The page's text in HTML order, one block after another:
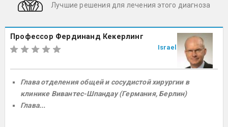
Лучшие решения для лечения этого диагноза
Профессор Фердинанд Кекерлинг
Israel
Глава отделения общей и сосудистой хирургии в
клинике Вивантес-Шпандау (Германия, Берлин)
Глава...